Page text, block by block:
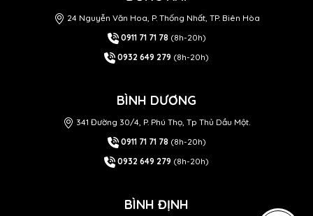
24 Nguyễn Văn Hoa, P. Thống Nhất, TP. Biên Hòa
0911 71 71 78 (8h-20h)
0932 649 279 (8h-20h)
BÌNH DƯƠNG
341 Đường 30/4, P. Phú Thọ, Tp Thủ Dầu Một.
0911 71 71 78 (8h-20h)
0932 649 279 (8h-20h)
BÌNH ĐỊNH